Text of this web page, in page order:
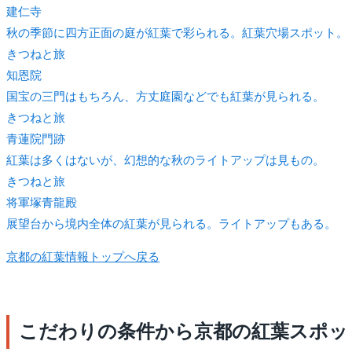
建仁寺
秋の季節に四方正面の庭が紅葉で彩られる。紅葉穴場スポット。
きつねと旅
知恩院
国宝の三門はもちろん、方丈庭園などでも紅葉が見られる。
きつねと旅
青蓮院門跡
紅葉は多くはないが、幻想的な秋のライトアップは見もの。
きつねと旅
将軍塚青龍殿
展望台から境内全体の紅葉が見られる。ライトアップもある。
京都の紅葉情報トップへ戻る
こだわりの条件から京都の紅葉スポ